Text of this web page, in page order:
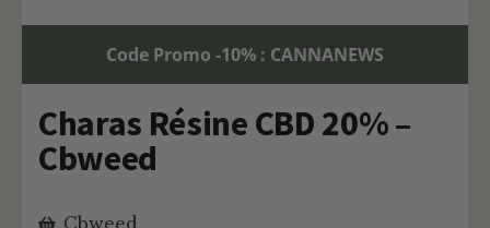
Code Promo -10% : CANNANEWS
Charas Résine CBD 20% –
Cbweed